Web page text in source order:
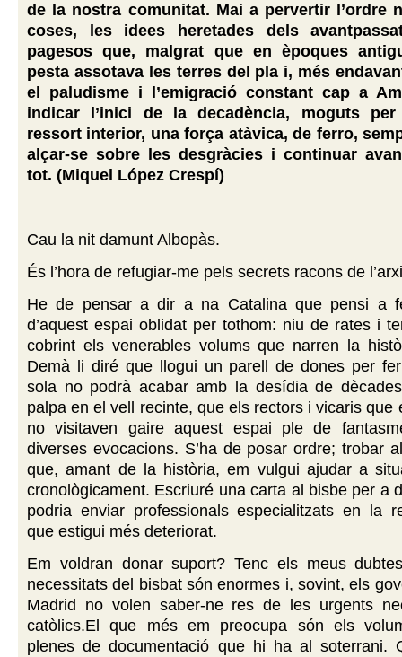
de la nostra comunitat. Mai a pervertir l’ordre
coses, les idees heretades dels
pagesos que, malgrat que en èpoques
pesta assotava les terres del pla i, més
el paludisme i l’emigració constant cap a
indicar l’inici de la decadència, moguts
ressort interior, una força atàvica, de ferro,
alçar-se sobre les desgràcies i continuar
tot. (Miquel López Crespí)
Cau la nit damunt Albopàs.
És l’hora de refugiar-me pels secrets racons de
He de pensar a dir a na Catalina que pensi a
d’aquest espai oblidat per tothom: niu de rates i
cobrint els venerables volums que narren la
Demà li diré que llogui un parell de dones per
sola no podrà acabar amb la desídia de
palpa en el vell recinte, que els rectors i vicaris que
no visitaven gaire aquest espai ple de
diverses evocacions. S’ha de posar ordre; trobar
que, amant de la història, em vulgui ajudar a
cronològicament. Escriuré una carta al bisbe per a
podria enviar professionals especialitzats en la
que estigui més deteriorat.
Em voldran donar suport? Tenc els meus
necessitats del bisbat són enormes i, sovint, els
Madrid no volen saber-ne res de les urgents
catòlics.El que més em preocupa són els
plenes de documentació que hi ha al soterrani.